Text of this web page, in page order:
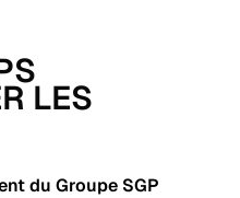
LES
du Groupe SGP